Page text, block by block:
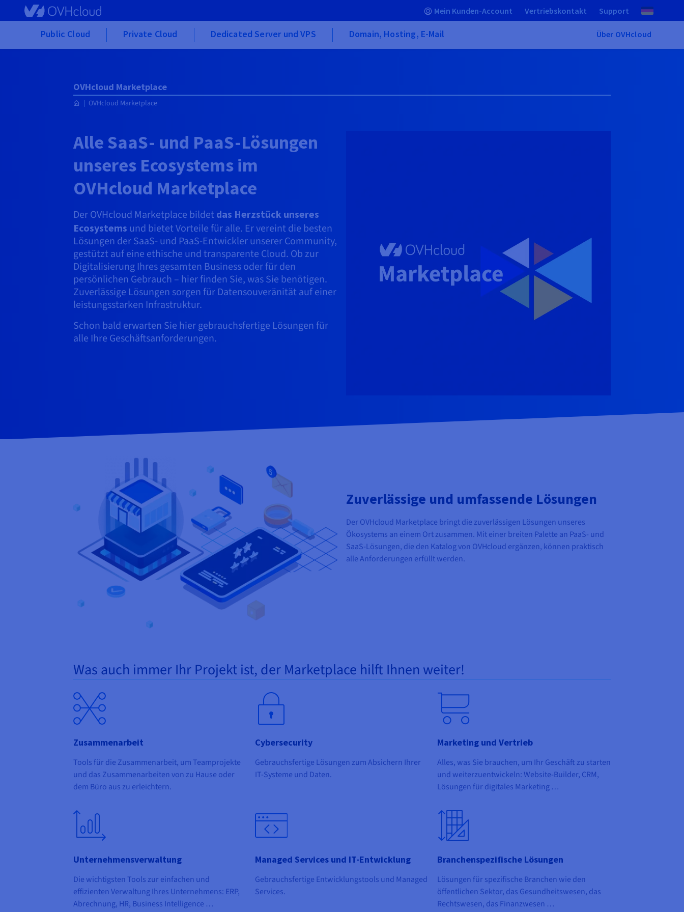
Skip to main content Mein Kunden-Account Vertriebskontakt Support
Public Cloud Private Cloud Dedicated Server und VPS Domain, Hosting, E-Mail Über OVHcloud
OVHcloud Marketplace
OVHcloud Marketplace
Alle SaaS- und PaaS-Lösungen
unseres Ecosystems im
OVHcloud Marketplace
Der OVHcloud Marketplace bildet das Herzstück unseres
Ecosystems und bietet Vorteile für alle. Er vereint die besten
Lösungen der SaaS- und PaaS-Entwickler unserer Community,
gestützt auf eine ethische und transparente Cloud. Ob zur
Digitalisierung Ihres gesamten Business oder für den
persönlichen Gebrauch – hier finden Sie, was Sie benötigen.
Zuverlässige Lösungen sorgen für Datensouveränität auf einer
leistungsstarken Infrastruktur.
Schon bald erwarten Sie hier gebrauchsfertige Lösungen für
alle Ihre Geschäftsanforderungen.
Zuverlässige und umfassende Lösungen
Der OVHcloud Marketplace bringt die zuverlässigen Lösungen unseres
Ökosystems an einem Ort zusammen. Mit einer breiten Palette an PaaS- und
SaaS-Lösungen, die den Katalog von OVHcloud ergänzen, können praktisch
alle Anforderungen erfüllt werden.
Was auch immer Ihr Projekt ist, der Marketplace hilft Ihnen weiter!
Zusammenarbeit
Tools für die Zusammenarbeit, um Teamprojekte
und das Zusammenarbeiten von zu Hause oder
dem Büro aus zu erleichtern.
Cybersecurity
Gebrauchsfertige Lösungen zum Absichern Ihrer
IT-Systeme und Daten.
Marketing und Vertrieb
Alles, was Sie brauchen, um Ihr Geschäft zu starten
und weiterzuentwickeln: Website-Builder, CRM,
Lösungen für digitales Marketing …
Unternehmensverwaltung
Die wichtigsten Tools zur einfachen und
effizienten Verwaltung Ihres Unternehmens: ERP,
Abrechnung, HR, Business Intelligence …
Managed Services und IT-Entwicklung
Gebrauchsfertige Entwicklungstools und Managed
Services.
Branchenspezifische Lösungen
Lösungen für spezifische Branchen wie den
öffentlichen Sektor, das Gesundheitswesen, das
Rechtswesen, das Finanzwesen …